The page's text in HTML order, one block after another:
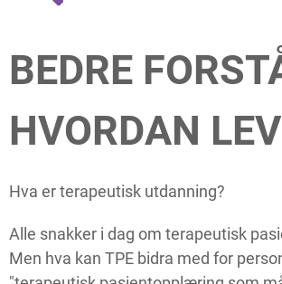
BEDRE
HVORDAN
Hva er terapeutisk utdanning?
Alle snakker i dag om terapeutisk
Men hva kan TPE bidra med for